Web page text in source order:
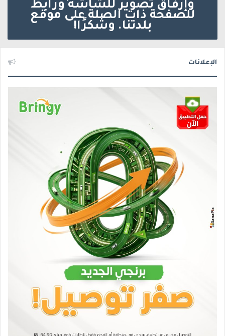
وإرفاق تصوير للشاشة ورابط
للصفحة ذات الصلة على موقع
بلدتنا. وشكرًا!
الإعلانات